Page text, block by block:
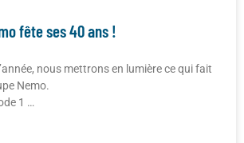
fête ses 40 ans !
nous mettrons en lumière ce qui fait
Nemo.
1 …